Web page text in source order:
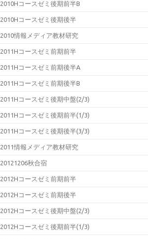
2010Hコースゼミ後期前半B
2010Hコースゼミ後期後半
2010情報メディア教材研究
2011Hコースゼミ前期前半
2011Hコースゼミ前期後半A
2011Hコースゼミ前期後半B
2011Hコースゼミ後期中盤(2/3)
2011Hコースゼミ後期前半(1/3)
2011Hコースゼミ後期後半(3/3)
2011情報メディア教材研究
20121206秋合宿
2012Hコースゼミ前期前半
2012Hコースゼミ前期後半
2012Hコースゼミ後期中盤(2/3)
2012Hコースゼミ後期前半(1/3)